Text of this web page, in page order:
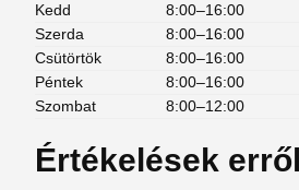
Kedd
8:00–16:00
Szerda
8:00–16:00
Csütörtök
8:00–16:00
Péntek
8:00–16:00
Szombat
8:00–12:00
Értékelések